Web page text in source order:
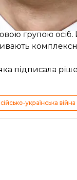
2 ст. 27, ч. 2
групою осіб.
підписала
українська війна